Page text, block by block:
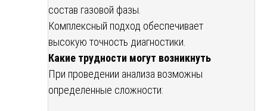
состав газовой фазы.
Комплексный подход обеспечивает
высокую точность диагностики.
Какие трудности могут возникнуть
При проведении анализа возможны
определенные сложности: